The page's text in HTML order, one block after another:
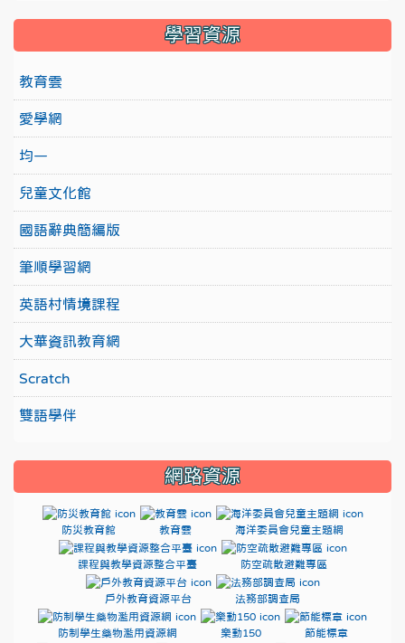
學習資源
教育雲
愛學網
均一
兒童文化館
國語辭典簡編版
筆順學習網
英語村情境課程
大華資訊教育網
Scratch
雙語學伴
網路資源
防災教育館 教育雲 海洋委員會兒童主題網
課程與教學資源整合平臺 防空疏散避難專區
戶外教育資源平台 法務部調查局
防制學生藥物濫用資源網 樂動150 節能標章